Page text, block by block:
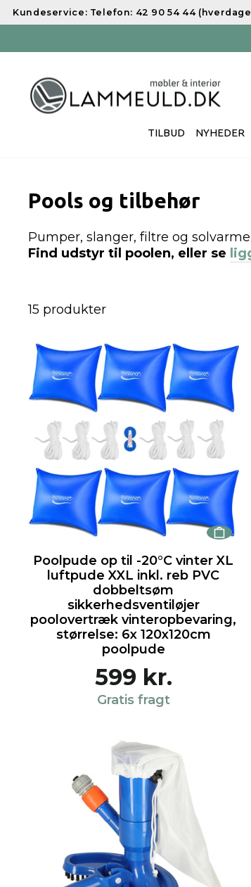
Spring
til
Kundeservice: Telefon: 42 90 54 44
TILBUD NYHEDER
Pools og tilbehør
Pumper, slanger, filtre og
Find udstyr til poolen, eller se
15 produkter
Poolpude op til -20°C vinter XL
luftpude XXL inkl. reb PVC
dobbeltsøm
sikkerhedsventiløjer
poolovertræk vinteropbevaring,
størrelse: 6x 120x120cm
poolpude
599 kr.
Gratis fragt